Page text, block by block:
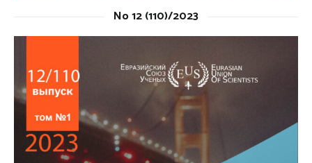
No 12 (110)/2023